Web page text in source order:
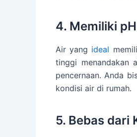
4. Memiliki
Air yang ideal
tinggi menandakan
pencernaan. Anda
kondisi air di rumah.
5. Bebas dari